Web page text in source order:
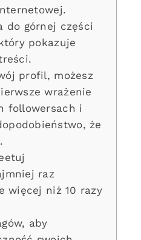
do górnej części
pokazuje
profil, możesz
wrażenie
followersach i
że
raz
więcej niż 10 razy
aby